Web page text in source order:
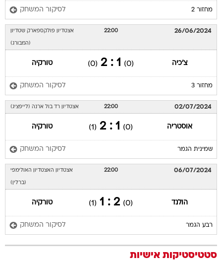
מחזור 2 לסיקור המשחק
26/06/2024
22:00 אצטדיון פולקספארק שטדיון
(המבורג)
צ'כיה (0)
1 : 2
(0) טורקיה
מחזור 3 לסיקור המשחק
02/07/2024
22:00 אצטדיון רד בול ארנה (לייפציג)
אוסטריה (0)
1 : 2
(1) טורקיה
שמינית הגמר לסיקור המשחק
06/07/2024
22:00 אצטדיון האצטדיון האולימפי
(ברלין)
הולנד (0)
2 : 1
(1) טורקיה
רבע הגמר לסיקור המשחק
סטטיסטיקות אישיות